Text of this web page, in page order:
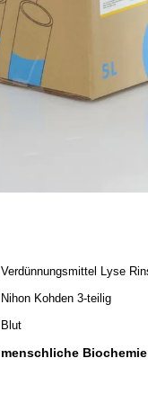
Verdünnungsmittel Lyse
Nihon Kohden 3-teilig
Blut
menschliche